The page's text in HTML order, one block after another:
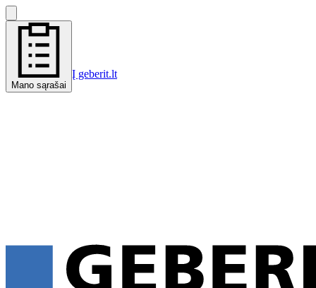
Mano sąrašai
Į geberit.lt